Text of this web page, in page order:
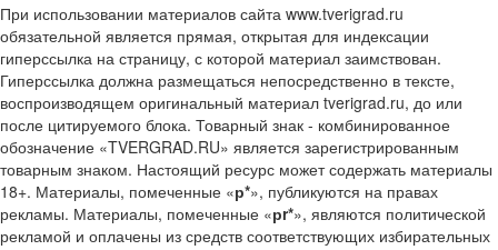
При использовании материалов сайта www.tverigrad.ru
обязательной является прямая, открытая для индексации
гиперссылка на страницу, с которой материал заимствован.
Гиперссылка должна размещаться непосредственно в тексте,
воспроизводящем оригинальный материал tverigrad.ru, до или
после цитируемого блока. Товарный знак - комбинированное
обозначение «TVERGRAD.RU» является зарегистрированным
товарным знаком. Настоящий ресурс может содержать материалы
18+. Материалы, помеченные «р*», публикуются на правах
рекламы. Материалы, помеченные «рr*», являются политической
рекламой и оплачены из средств соответствующих избирательных